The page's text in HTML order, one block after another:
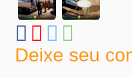
Deixe seu